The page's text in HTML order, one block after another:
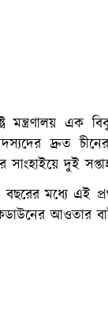
মন্ত্রণালয়
দ্রুত
সাংহাইয়ে দুই
বছরের মধ্যে এই
আওতার